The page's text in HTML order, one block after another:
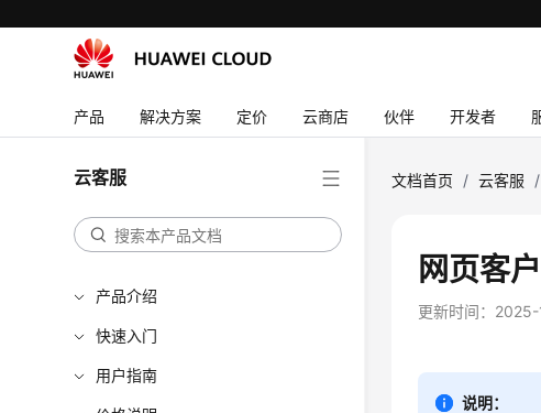
产品 解决方案 定价 云商店 伙伴 开发者
云客服
产品介绍
快速入门
用户指南
文档首页 / 云客服 /
网页客
更新时间： 2025-
说明：